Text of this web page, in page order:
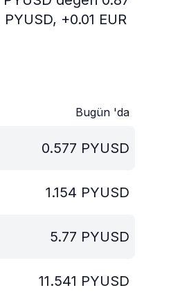
PYUSD, +0.01 EUR
Bugün 'da
0.577 PYUSD
1.154 PYUSD
5.77 PYUSD
11.541 PYUSD